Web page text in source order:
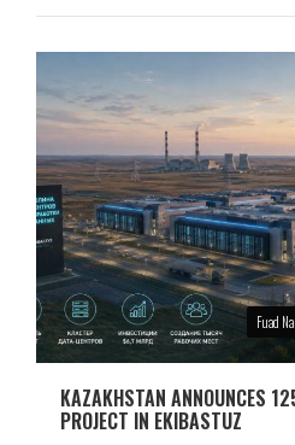
Fuad
KAZAKHSTAN ANNOUNCES
PROJECT IN EKIBASTUZ